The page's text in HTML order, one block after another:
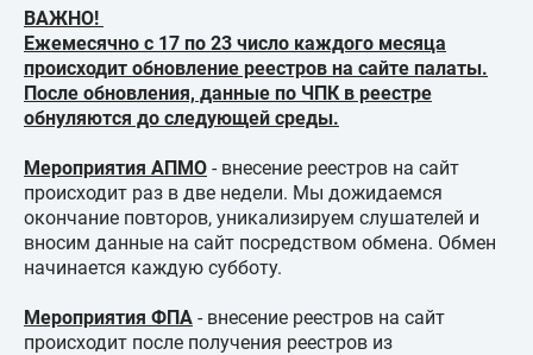
ВАЖНО!
Ежемесячно с 17 по 23 число каждого месяца
происходит обновление реестров на сайте палаты.
После обновления, данные по ЧПК в реестре
обнуляются до следующей среды.
Мероприятия АПМО - внесение реестров на сайт
происходит раз в две недели. Мы дожидаемся
окончание повторов, уникализируем слушателей и
вносим данные на сайт посредством обмена. Обмен
начинается каждую субботу.
Мероприятия ФПА - внесение реестров на сайт
происходит после получения реестров из